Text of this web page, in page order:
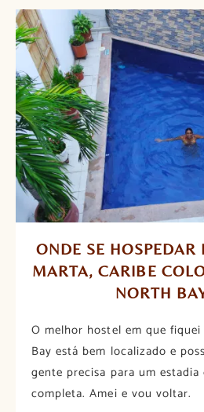
ONDE SE HOSPEDAR
MARTA, CARIBE
NORTH
O melhor hostel em que
Bay está bem localizado e
gente precisa para um
completa. Amei e vou voltar.